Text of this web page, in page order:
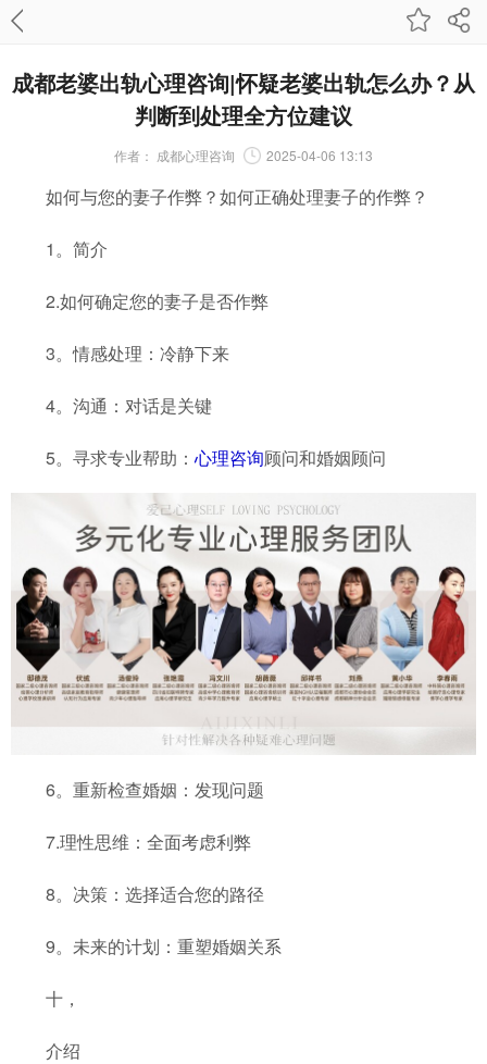
成都老婆出轨心理咨询|怀疑老婆出轨怎么办？从
判断到处理全方位建议
作者： 成都心理咨询 2025-04-06 13:13
如何与您的妻子作弊？如何正确处理妻子的作弊？
1。简介
2.如何确定您的妻子是否作弊
3。情感处理：冷静下来
4。沟通：对话是关键
5。寻求专业帮助： 心理咨询顾问和婚姻顾问
6。重新检查婚姻：发现问题
7.理性思维：全面考虑利弊
8。决策：选择适合您的路径
9。未来的计划：重塑婚姻关系
十，
介绍